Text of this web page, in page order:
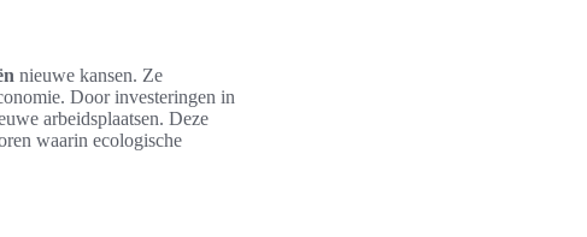
nieuwe kansen. Ze
Door investeringen in
arbeidsplaatsen. Deze
waarin ecologische